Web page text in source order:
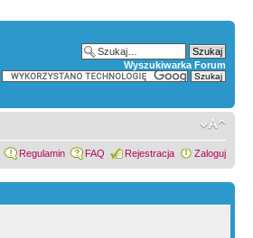
Wyszukiwarka Forum
Regulamin FAQ Rejestracja Zaloguj